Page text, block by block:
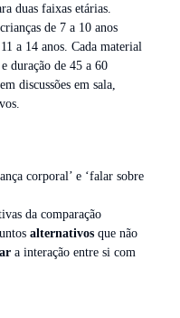
duas faixas etárias.
de 7 a 10 anos
a 14 anos. Cada material
duração de 45 a 60
discussões em sala,
corporal’ e ‘falar sobre
da comparação
alternativos que não
a interação entre si com